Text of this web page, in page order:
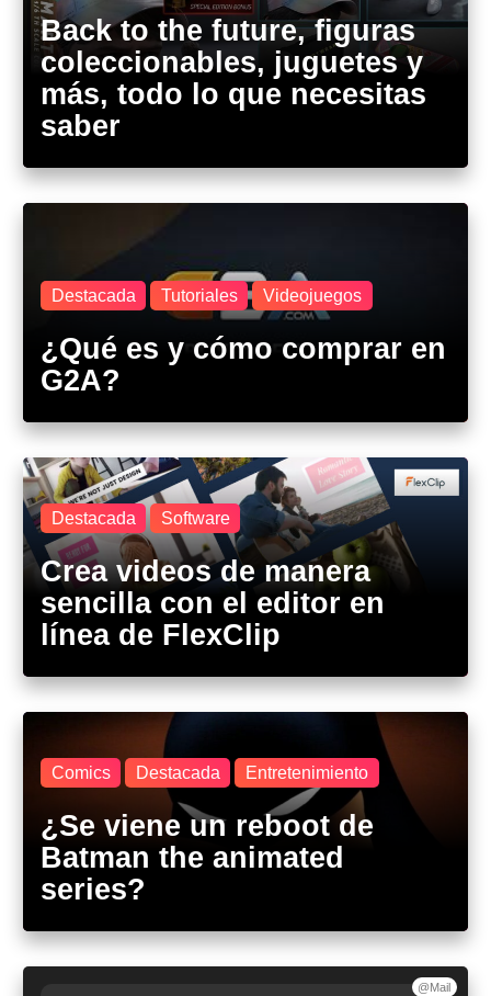
Back to the future, figuras
coleccionables, juguetes y
más, todo lo que necesitas
saber
Destacada Tutoriales Videojuegos
¿Qué es y cómo comprar en
G2A?
Destacada Software
Crea videos de manera
sencilla con el editor en
línea de FlexClip
Comics Destacada Entretenimiento
¿Se viene un reboot de
Batman the animated
series?
@Mail